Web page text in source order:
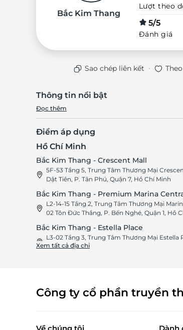
Bắc Kim Thang
Lượt theo
5/5
Đánh giá
Sao chép liên kết ·
Thông tin nổi bật
Đọc thêm
Điểm áp dụng
Hồ Chí Minh
Bắc Kim Thang - Crescent Mall
5F-53 Tầng 5, Trung Tâm Thương Mại
Dật Tiên, P. Tân Phú, Quận 7, Hồ Chí Minh
Bắc Kim Thang - Premium Marina
L2-14-15 Tầng 2, Trung Tâm Thương Mại
02 Tôn Đức Thắng, P. Bến Nghé, Quận 1, Hồ
Bắc Kim Thang - Estella Place
L3-02 Tầng 3, Trung Tâm Thương Mại Estella
Hành, Xa Lộ Hà Nội, Thủ Đức, Hồ Chí Minh
Xem tất cả địa chỉ
Công ty cổ phần truyền